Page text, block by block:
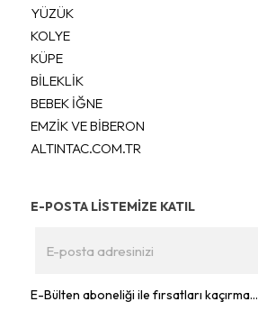
YÜZÜK
KOLYE
KÜPE
BİLEKLİK
BEBEK İĞNE
EMZİK VE BİBERON
ALTINTAC.COM.TR
E-POSTA LİSTEMİZE KATIL
E-Bülten aboneliği ile fırsatları kaçırma...